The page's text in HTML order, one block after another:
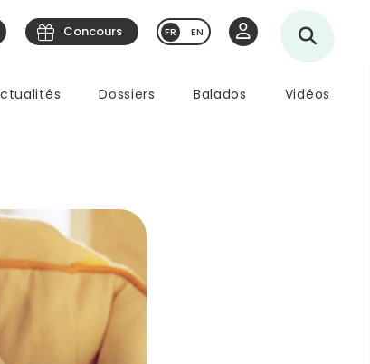
Dossiers Balados Vidéos
Concours EN